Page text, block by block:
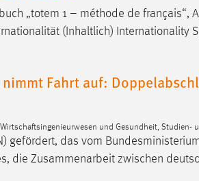
„totem 1 – méthode de français“,
(Inhaltlich) Internationality
nimmt Fahrt auf:
und Gesundheit, Studien-
gefördert, das vom
die Zusammenarbeit zwischen
speichert die
Einverständnis-Optionen
Seitenauslieferung wird